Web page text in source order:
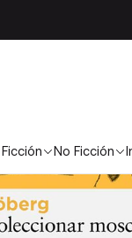
Ficción No Ficción